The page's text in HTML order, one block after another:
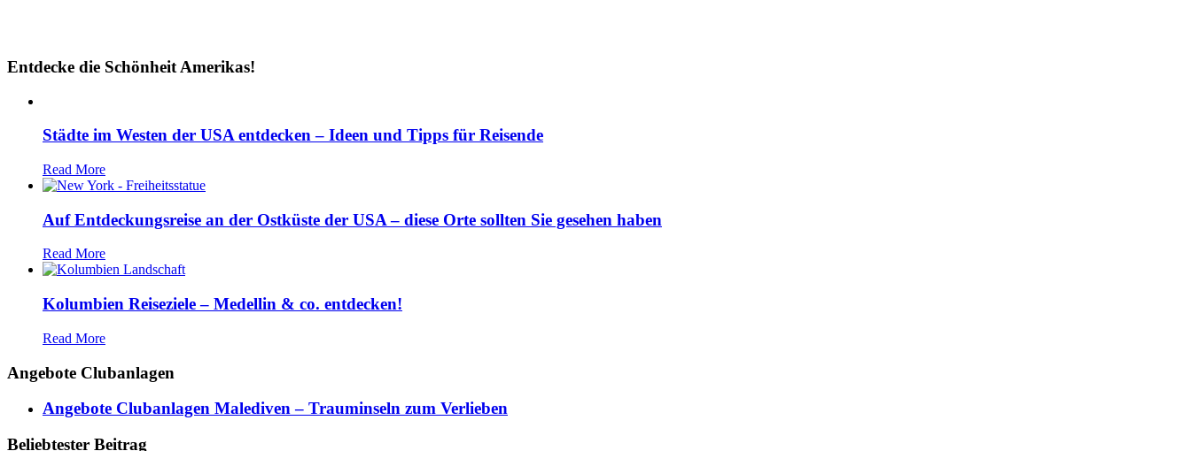
Entdecke die Schönheit Amerikas!
Städte im Westen der USA entdecken – Ideen und Tipps für Reisende
Read More
Auf Entdeckungsreise an der Ostküste der USA – diese Orte sollten Sie gesehen haben
Read More
Kolumbien Reiseziele – Medellin & co. entdecken!
Read More
Angebote Clubanlagen
Angebote Clubanlagen Malediven – Trauminseln zum Verlieben
Beliebtester Beitrag